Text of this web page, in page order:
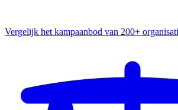
Vergelijk het kampaanbod van 200+